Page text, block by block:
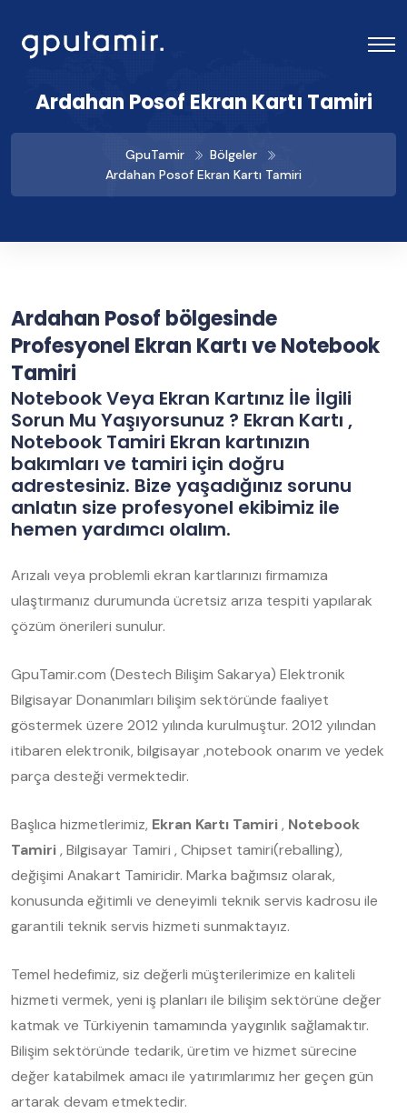
Ardahan Posof Ekran Kartı Tamiri
GpuTamir
Bölgeler
Ardahan Posof Ekran Kartı Tamiri
Ardahan Posof bölgesinde
Profesyonel Ekran Kartı ve Notebook
Tamiri
Notebook Veya Ekran Kartınız İle İlgili
Sorun Mu Yaşıyorsunuz ? Ekran Kartı ,
Notebook Tamiri Ekran kartınızın
bakımları ve tamiri için doğru
adrestesiniz. Bize yaşadığınız sorunu
anlatın size profesyonel ekibimiz ile
hemen yardımcı olalım.
Arızalı veya problemli ekran kartlarınızı firmamıza
ulaştırmanız durumunda ücretsiz arıza tespiti yapılarak
çözüm önerileri sunulur.
GpuTamir.com (Destech Bilişim Sakarya) Elektronik
Bilgisayar Donanımları bilişim sektöründe faaliyet
göstermek üzere 2012 yılında kurulmuştur. 2012 yılından
itibaren elektronik, bilgisayar ,notebook onarım ve yedek
parça desteği vermektedir.
Başlıca hizmetlerimiz, Ekran Kartı Tamiri, Notebook
Tamiri, Bilgisayar Tamiri , Chipset tamiri(reballing),
değişimi Anakart Tamiridir. Marka bağımsız olarak,
konusunda eğitimli ve deneyimli teknik servis kadrosu ile
garantili teknik servis hizmeti sunmaktayız.
Temel hedefimiz, siz değerli müşterilerimize en kaliteli
hizmeti vermek, yeni iş planları ile bilişim sektörüne değer
katmak ve Türkiyenin tamamında yaygınlık sağlamaktır.
Bilişim sektöründe tedarik, üretim ve hizmet sürecine
değer katabilmek amacı ile yatırımlarımız her geçen gün
artarak devam etmektedir.